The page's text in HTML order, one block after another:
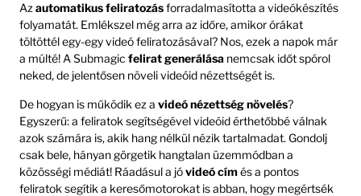
Az automatikus feliratozásforradalmasította a videókészítés
folyamatát. Emlékszel még arra az időre, amikor órákat
töltöttél egy-egy videó feliratozásával? Nos, ezek a napok már
a múlté! A Submagic felirat generálása nemcsak időt spórol
neked, de jelentősen növeli videóid nézettségét is.
De hogyan is működik ez a videó nézettség növelés?
Egyszerű: a feliratok segítségével videóid érthetőbbé válnak
azok számára is, akik hang nélkül nézik tartalmadat. Gondolj
csak bele, hányan görgetik hangtalan üzemmódban a
közösségi médiát! Ráadásul a jóvideó címés a pontos
feliratok segítik a keresőmotorokat is abban, hogy megértsék